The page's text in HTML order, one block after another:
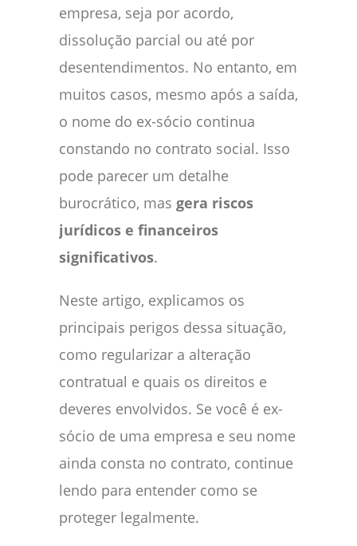
empresa, seja por acordo,
dissolução parcial ou até por
desentendimentos. No entanto, em
muitos casos, mesmo após a saída,
o nome do ex-sócio continua
constando no contrato social. Isso
pode parecer um detalhe
burocrático, mas gera riscos
jurídicos e financeiros
significativos.
Neste artigo, explicamos os
principais perigos dessa situação,
como regularizar a alteração
contratual e quais os direitos e
deveres envolvidos. Se você é ex-
sócio de uma empresa e seu nome
ainda consta no contrato, continue
lendo para entender como se
proteger legalmente.